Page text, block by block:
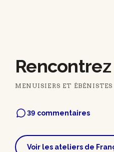
MENUISIERS ET ÉBÉNISTES
39 commentaires
Voir les ateliers de